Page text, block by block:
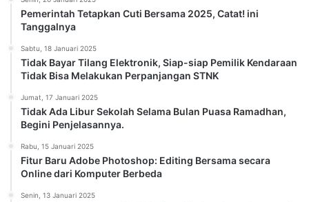
Pemerintah Tetapkan Cuti Bersama 2025, Catat! ini
Tanggalnya
Sabtu, 18 Januari 2025
Tidak Bayar Tilang Elektronik, Siap-siap Pemilik Kendaraan
Tidak Bisa Melakukan Perpanjangan STNK
Jumat, 17 Januari 2025
Tidak Ada Libur Sekolah Selama Bulan Puasa Ramadhan,
Begini Penjelasannya.
Rabu, 15 Januari 2025
Fitur Baru Adobe Photoshop: Editing Bersama secara
Online dari Komputer Berbeda
Senin, 13 Januari 2025